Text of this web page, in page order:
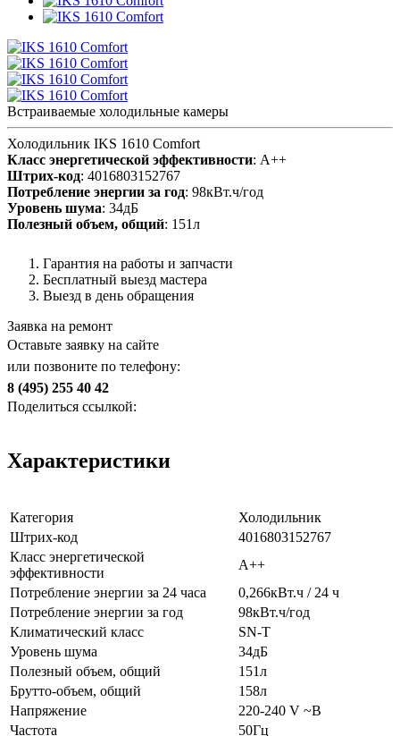
Встраиваемые холодильные камеры
Холодильник IKS 1610 Comfort
Класс энергетической эффективности: A++
Штрих-код: 4016803152767
Потребление энергии за год: 98кВт.ч/год
Уровень шума: 34дБ
Полезный объем, общий: 151л
Гарантия на работы и запчасти
Бесплатный выезд мастера
Выезд в день обращения
Заявка на ремонт
Оставьте заявку на сайте
или позвоните по телефону:
8 (495) 255 40 42
Поделиться ссылкой:
Характеристики
Категория
Холодильник
Штрих-код
4016803152767
Класс энергетической
эффективности
A++
Потребление энергии за 24 часа
0,266кВт.ч / 24 ч
Потребление энергии за год
98кВт.ч/год
Климатический класс
SN-T
Уровень шума
34дБ
Полезный объем, общий
151л
Брутто-объем, общий
158л
Напряжение
220-240 V ~В
Частота
50Гц